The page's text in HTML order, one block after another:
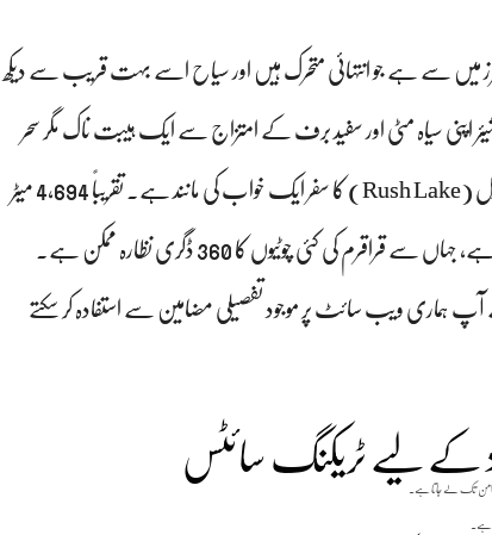
میں سے ہے جو انتہائی متحرک ہیں اور سیاح اسے بہت قریب سے دیکھ
اپنی سیاہ مٹی اور سفید برف کے امتزاج سے ایک ہیبت ناک مگر سحر
انگیز منظر تخلیق کرتا ہے۔ ایڈونچر کے شوقین افراد کے لیے رش جھیل (Rush Lake) کا سفر ایک خواب کی مانند ہے۔ تقریباً 4,694 میٹر
کی بلندی پر واقع یہ پاکستان کی بلند ترین الپائن جھیلوں میں شمار ہوتی ہے، جہاں سے قراقرم کی کئی چوٹیوں کا 360 ڈگری نظارہ ممکن ہے۔
آپ ہماری ویب سائٹ پر موجود تفصیلی مضامین سے استفادہ کر سکتے
کے لیے ٹریکنگ سائٹس
دامن تک لے جاتا ہے۔
ہے۔